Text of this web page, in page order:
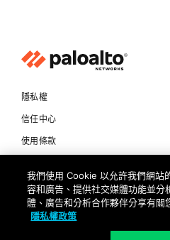
隱私權
信任中心
使用條款
Copyright © 2026 Palo Alto
我們使用 Cookie 以允許我們網站
容和廣告、提供社交媒體功能並分
體、廣告和分析合作夥伴分享有關
隱私權政策